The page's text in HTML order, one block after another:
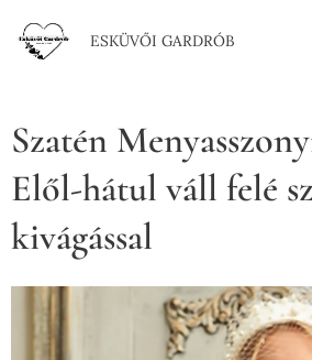
ESKÜVŐI GARDRÓB
Szatén
Elől-hátul váll felé
kivágással